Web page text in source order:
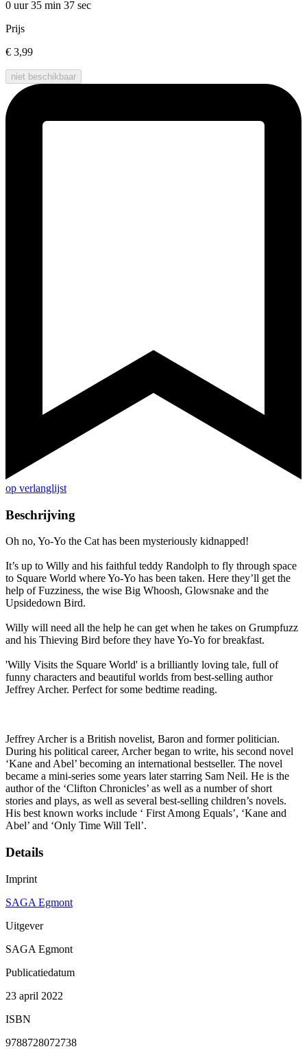
0 uur 35 min 37 sec
Prijs
€ 3,99
niet beschikbaar
op verlanglijst
Beschrijving
Oh no, Yo-Yo the Cat has been mysteriously kidnapped!
It’s up to Willy and his faithful teddy Randolph to fly through space
to Square World where Yo-Yo has been taken. Here they’ll get the
help of Fuzziness, the wise Big Whoosh, Glowsnake and the
Upsidedown Bird.
Willy will need all the help he can get when he takes on Grumpfuzz
and his Thieving Bird before they have Yo-Yo for breakfast.
'Willy Visits the Square World' is a brilliantly loving tale, full of
funny characters and beautiful worlds from best-selling author
Jeffrey Archer. Perfect for some bedtime reading.
Jeffrey Archer is a British novelist, Baron and former politician.
During his political career, Archer began to write, his second novel
‘Kane and Abel’ becoming an international bestseller. The novel
became a mini-series some years later starring Sam Neil. He is the
author of the ‘Clifton Chronicles’ as well as a number of short
stories and plays, as well as several best-selling children’s novels.
His best known works include ‘ First Among Equals’, ‘Kane and
Abel’ and ‘Only Time Will Tell’.
Details
Imprint
SAGA Egmont
Uitgever
SAGA Egmont
Publicatiedatum
23 april 2022
ISBN
9788728072738